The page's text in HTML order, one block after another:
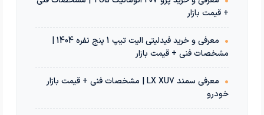
+ قیمت بازار
•
معرفی و خرید فیدلیتی الیت تیپ 1 پنج نفره 1404 |
مشخصات فنی + قیمت بازار
•
معرفی سمند LX XU7 | مشخصات فنی + قیمت بازار
خودرو